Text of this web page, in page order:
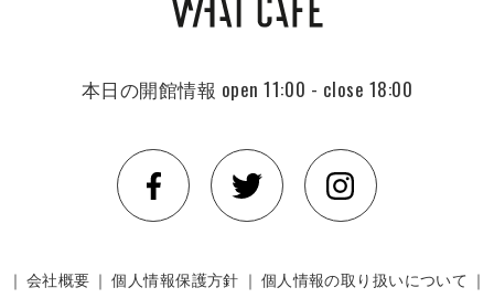
本日の開館情報 open 11:00 - close 18:00
｜ 会社概要 ｜個人情報保護方針 ｜ 個人情報の取り扱いについて ｜